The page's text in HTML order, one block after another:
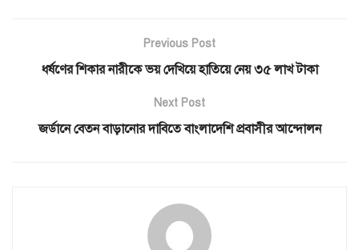
Previous Post
ধর্ষণের শিকার নারীকে ভয় দেখিয়ে হাতিয়ে নেয় ৩৫ লাখ টাকা
Next Post
জর্ডানে বেতন বাড়ানোর দাবিতে বাংলাদেশি প্রবাসীর আন্দোলন